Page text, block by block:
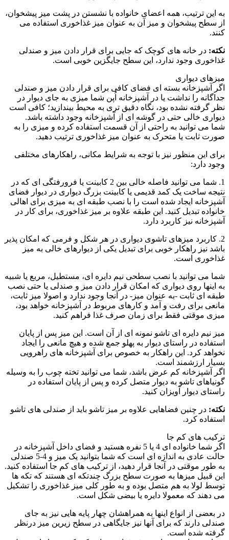
به این ترتیب، همه اعضای خانواده با نشستن در پشت میز پیشخوان،
از سطح پیشخوان و میز آن به عنوان میز غذاخوری استفاده می
کنند.
نکته: در خانه های کوچک که جایی برای قرار دادن میز و صندلی
غذاخوری وجود ندارد، این سطح جایگزین خوبی است.
میزهای دیواری
اگر آشپزخانه بسته ای فضای کافی برای قرار دادن میز و صندلی
جداگانه را نداشت یا در آشپزخانه اُپن شما میزی به جای دیوار در
نظر گرفته نشده بود، نگاه دقیق تری به محیط بیندازید؛ کافی است
دیواری خالی حتی در گوشه ای از آشپزخانه وجود داشته باشد.
شما می توانید به راحتی از آن قسمت استفاده کرده و میزی را به
صورت ثابت یا متحرک به عنوان میز غذاخوری ترتیب دهید.
برای این منظور نیز با توجه به شرایط مکانی، راهکارهای مختلفی
وجود دارد:
1. شما می توانید فاصله خالی بین 2 کابینت یا فرورفتگی ای که در
نتیجه ساخت یک کمد قدیمی یا کابینت بزرگ دیواری در دیوار فضای
آشپزخانه ایجاد شده است را با نصب طبقه ای به میزی برای اهالی
خانواده تبدیل کنید. این طبقه علاوه بر میز غذاخوری، برای کار در
آشپزخانه نیز کاربرد دارد.
2. کاربرد میزهای تاشوی دیواری در هر شکل و فرمی که امکان پذیر
باشد نیز راهکار خوبی برای تبدیل یکی از دیوارهای خالی به میز
غذاخوری است.
شما می توانید با نصب سطحی نیم دایره ای، مستطیل، مربع یا شبیه
به اینها روی دیواری که امکان قرار دادن میز و صندلی یا حتی نصب
طبقه ای ثابت -به عنوان میز- در آنجا وجود ندارد و اصولا میز ثابت،
مانعی برای رفت و آمد و کارهای مربوط در آشپزخانه خواهد بود،
میزی موقتی فقط برای زمان صرف غذا فراهم کنید.
میز نیم دایره ای تاشو نمونه ای از آن است. این میز پس از پایان
استفاده در راستای دیوار به پهلو جمع شده و هیچ مانعی را ایجاد
نخواهد کرد. این راهکار به خصوص برای آشپزخانه های راهرویی
بسیار ارزشمند است.
اگر آشپزخانه کم عرض باشد، شما می توانید تخته چوب را به وسیله
گونیاهای تاشو به دیوار متصل کرده و پس از پایان استفاده در
راستای دیوار آویزان کنید.
نکته: در چنین فضاهایی علاوه بر میز تاشو باید از صندلی های تاشو
استفاده کرد.
ترکیب های کم جا
اگر شما خانواده ای 4 یا 5 نفره هستید و فضای داخل آشپزخانه در
حالت عادی به اندازه ای است که شما بتوانید یک میز و 4-5 صندلی
به طور موقتی در آنجا قرار دهید، از ترکیب های کم جا استفاده کنید.
این قبیل میزها به صورت سطح بزرگ چندتکه ای هستند که تکه ها
توسط لولا به هم متصل بوده و به طور کلی میز غذاخوری را تشکیل
می دهند که معمولا دایره یا بیضی شکل است.
در بعضی از انواع اینها به همراهشان چهار پایه هایی نیز به جای
صندلی دارند که برای آنها نیز جایگاهی در سطح زیرین میز درنظر
گرفته شده است.